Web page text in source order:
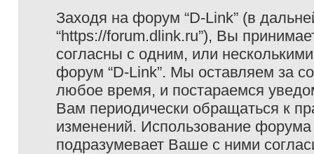
Заходя на форум “D-Link” (в
“https://forum.dlink.ru”), Вы
согласны с одним, или
форум “D-Link”. Мы оставляем за
любое время, и постараемся
Вам периодически обращаться к
изменений. Использование
подразумевает Ваше с ними